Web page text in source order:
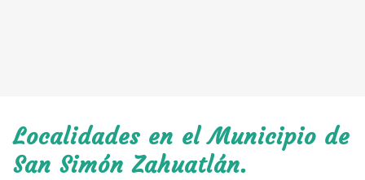
Localidades en el Municipio de
San Simón Zahuatlán.